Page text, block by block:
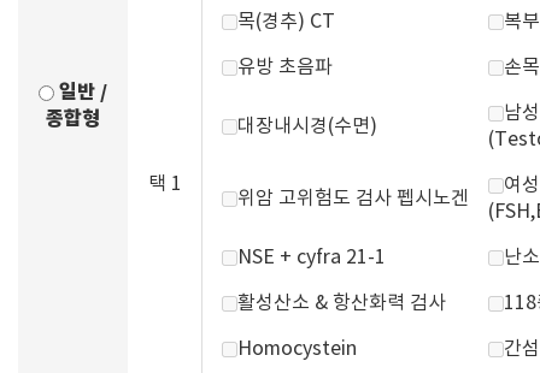
일반 /
종합형
택 1
목(경추) CT 복
유방 초음파 손
대장내시경(수면)
남
위암 고위험도 검사 펩시노겐
여
NSE + cyfra 21-1 난
활성산소 & 항산화력 검사 118
Homocystein 간